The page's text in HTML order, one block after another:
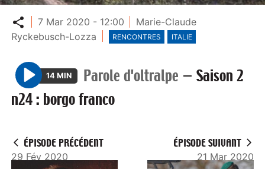
Partager
7 Mar 2020 - 12:00
Marie-Claude
Ryckebusch-Lozza
RENCONTRES ITALIE
P
l
14 MIN Parole d'oltralpe — Saison 2
n24 : borgo franco
ÉPISODE PRÉCÉDENT
29 Fév 2020
ÉPISODE SUIVANT
21 Mar 2020